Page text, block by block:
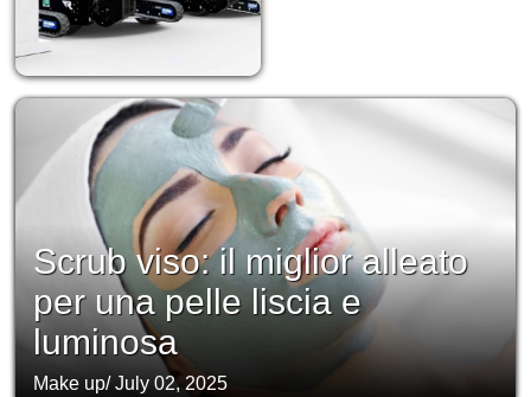
Scrub viso: il miglior alleato
per una pelle liscia e
luminosa
Make up/July 02, 2025